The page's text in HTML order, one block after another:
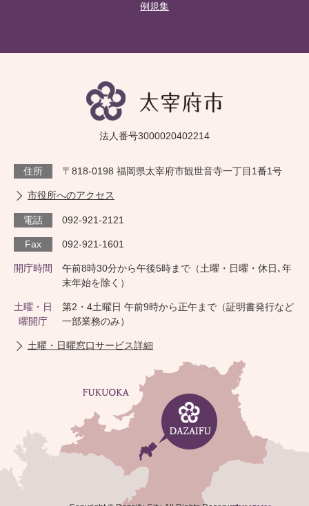
例規集
法人番号3000020402214
住所 〒818-0198 福岡県太宰府市観世音寺一丁目1番1号
市役所へのアクセス
電話 092-921-2121
Fax 092-921-1601
開庁時間
午前8時30分から午後5時まで（土曜・日曜・休日､年
末年始を除く）
土曜・日
曜開庁
第2・4土曜日 午前9時から正午まで（証明書発行など
一部業務のみ）
土曜・日曜窓口サービス詳細